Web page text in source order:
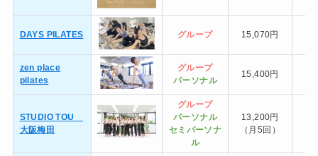
DAYS PILATES グループ 15,070円
zen place
pilates
グループ
パーソナル
15,400円
STUDIO TOU
大阪梅田
グループ
パーソナル
セミ パーソナ
ル
13,200円
（月5回）